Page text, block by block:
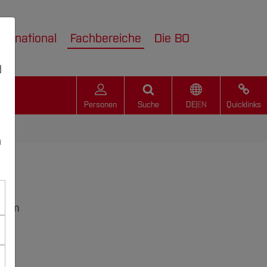
Fachbereiche Die BO
Personen Suche DE| EN Quicklinks
am